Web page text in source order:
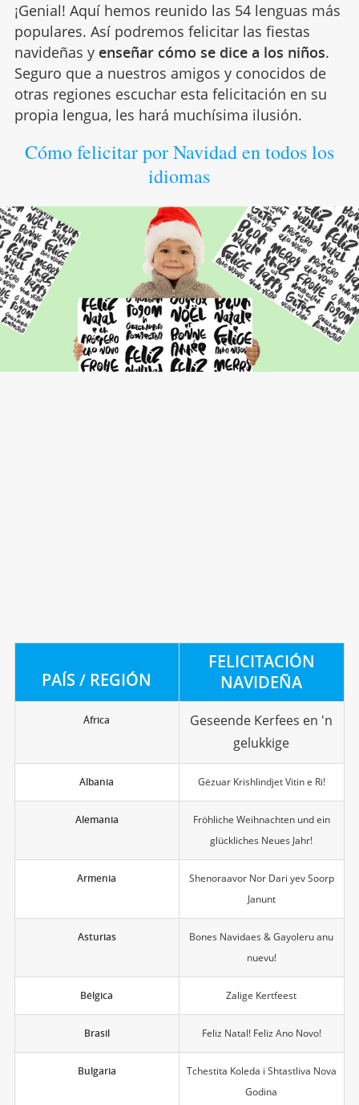
¡Genial! Aquí hemos reunido las 54 lenguas más
populares. Así podremos felicitar las fiestas
navideñas y enseñar cómo se dice a los niños.
Seguro que a nuestros amigos y conocidos de
otras regiones escuchar esta felicitación en su
propia lengua, les hará muchísima ilusión.
Cómo felicitar por Navidad en todos los
idiomas
PAÍS / REGIÓN
FELICITACIÓN
NAVIDEÑA
África
Geseende Kerfees en 'n
gelukkige
Albania Gëzuar Krishlindjet Vitin e Ri!
Alemania
Fröhliche Weihnachten und ein
glückliches Neues Jahr!
Armenia
Shenoraavor Nor Dari yev Soorp
Janunt
Asturias
Bones Navidaes & Gayoleru anu
nuevu!
Bélgica Zalige Kertfeest
Brasil Feliz Natal! Feliz Ano Novo!
Bulgaria
Tchestita Koleda i Shtastliva Nova
Godina